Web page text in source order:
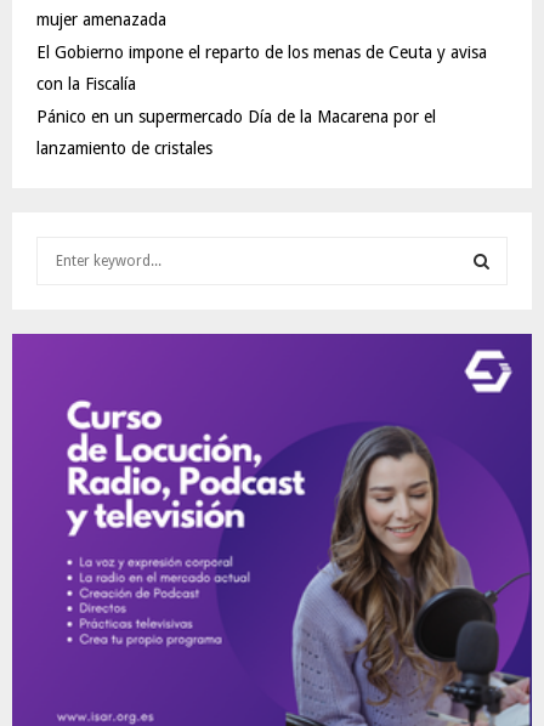
mujer amenazada
El Gobierno impone el reparto de los menas de Ceuta y avisa
con la Fiscalía
Pánico en un supermercado Día de la Macarena por el
lanzamiento de cristales
E